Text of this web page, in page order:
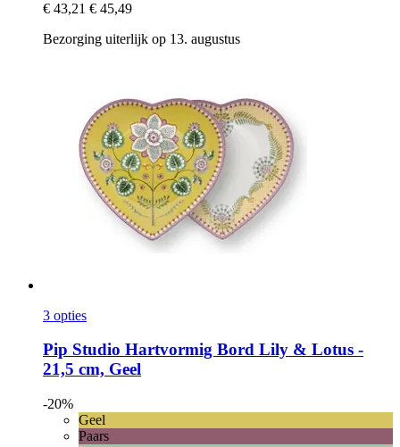
€ 43,21 € 45,49
Bezorging uiterlijk op 13. augustus
3 opties
Pip Studio Hartvormig Bord Lily & Lotus -​
21,5 cm, Geel
-20%
Geel
Paars